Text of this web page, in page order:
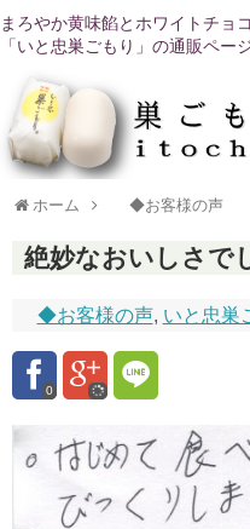
まろやか黄味餡とホワイトチョ
「いと忠巣ごもり」の通販ペー
ホーム ◆お客様の声
絶妙なおいしさで
◆お客様の声, いと忠巣
0